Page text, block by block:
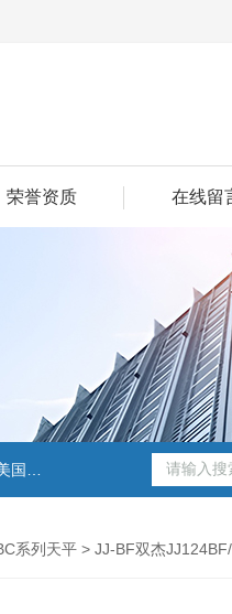
荣誉资质 在线留
称
系列天平 > JJ-BF双杰